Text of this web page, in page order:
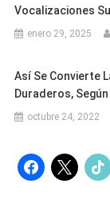
Vocalizaciones
enero 29, 2025
Así Se Convierte
Duraderos,
octubre 24, 2022
facebook
x